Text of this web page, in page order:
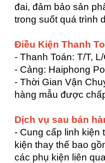
đai, đảm bảo sản
trong suốt quá trình
Điều Kiện Thanh
- Thanh Toán: T/T,
- Cảng: Haiphong
- Thời Gian Vận
hàng mẫu được
Dịch vụ sau bán
- Cung cấp linh kiện
kiện thay thế bao
các phụ kiện liên